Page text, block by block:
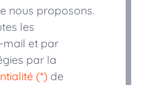
nous proposons.
les
mail et par
par la
(*)de